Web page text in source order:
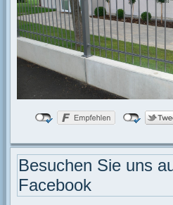
Besuchen Sie uns
Facebook